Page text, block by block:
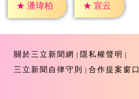
★ 潘瑋柏 ★ 宣云
關於三立新聞網
隱私權聲明
三立新聞自律守則
合作提案窗口